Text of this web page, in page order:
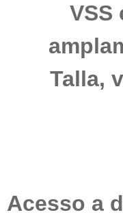
VSS
Talla,
Acesso a